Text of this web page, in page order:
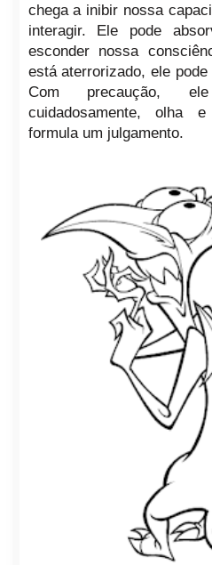
chega a inibir nossa
interagir. Ele pode
esconder nossa
está aterrorizado, ele
Com precaução,
cuidadosamente, olha
formula um julgamento.